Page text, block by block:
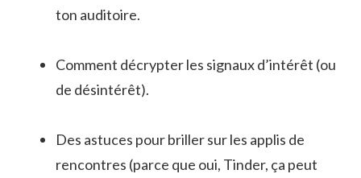
ton auditoire.
Comment décrypter les signaux d’intérêt (ou
de désintérêt).
Des astuces pour briller sur les applis de
rencontres (parce que oui, Tinder, ça peut